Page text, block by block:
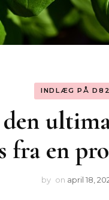
INDLÆG PÅ
fra en
by on april 18,